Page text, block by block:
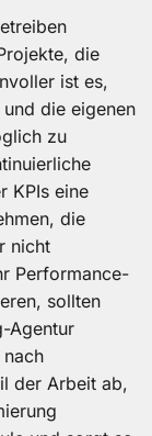
die
ist es,
die eigenen
zu
KPIs eine
die
nicht
Performance-
sollten
Agentur
der Arbeit ab,